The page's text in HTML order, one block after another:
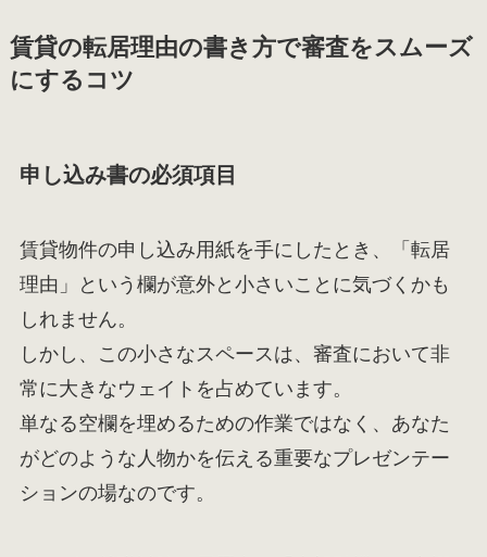
賃貸の転居理由の書き方で審査をスムーズ
にするコツ
申し込み書の必須項目
賃貸物件の申し込み用紙を手にしたとき、「転居
理由」という欄が意外と小さいことに気づくかも
しれません。
しかし、この小さなスペースは、審査において非
常に大きなウェイトを占めています。
単なる空欄を埋めるための作業ではなく、あなた
がどのような人物かを伝える重要なプレゼンテー
ションの場なのです。